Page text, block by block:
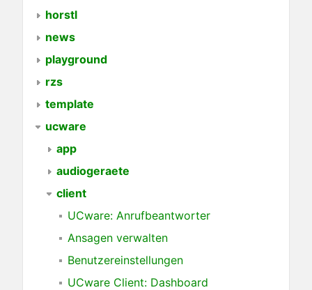
horstl
news
playground
rzs
template
ucware
app
audiogeraete
client
UCware: Anrufbeantworter
Ansagen verwalten
Benutzereinstellungen
UCware Client: Dashboard